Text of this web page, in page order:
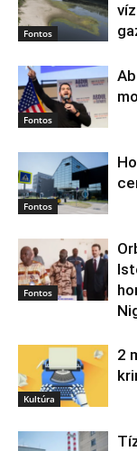
Fontos
Fontos
Fontos
Fontos
Kultúra
2